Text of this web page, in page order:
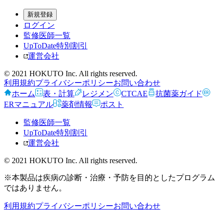
新規登録
ログイン
監修医師一覧
UpToDate特別割引
運営会社
© 2021 HOKUTO Inc. All rights reserved.
利用規約プライバシーポリシーお問い合わせ
ホーム
表・計算 レジメン CTCAE
抗菌薬ガイド
ERマニュアル
薬剤情報 ポスト
監修医師一覧
UpToDate特別割引
運営会社
© 2021 HOKUTO Inc. All rights reserved.
※本製品は疾病の診断・治療・予防を目的としたプログラム
ではありません。
利用規約プライバシーポリシーお問い合わせ